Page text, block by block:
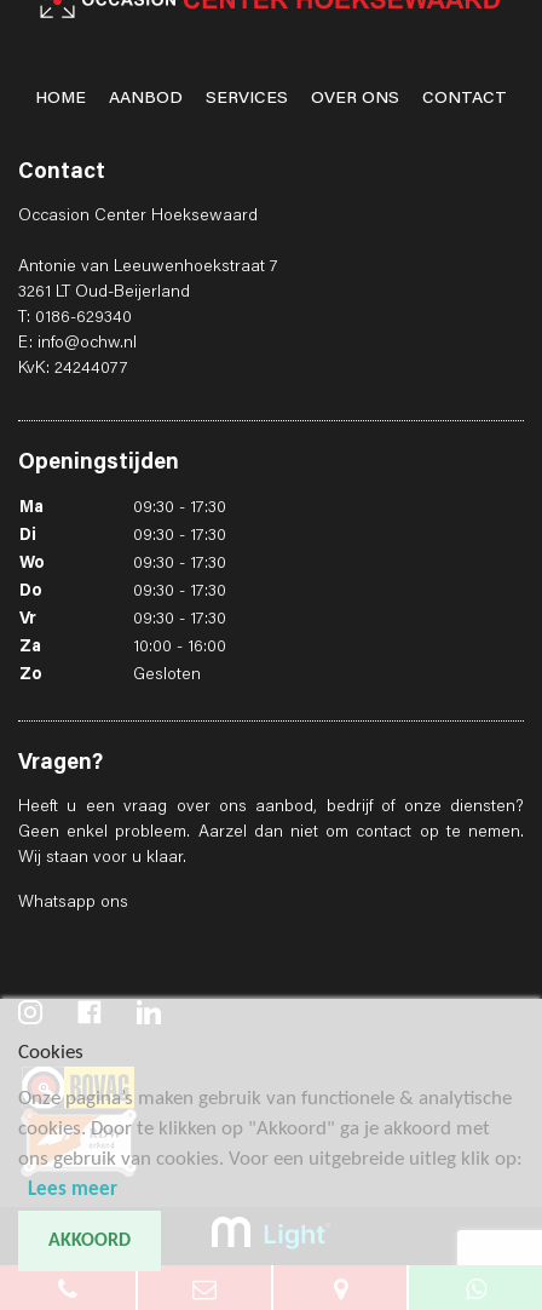
HOME AANBOD SERVICES OVER ONS CONTACT
Contact
Occasion Center Hoeksewaard
Antonie van Leeuwenhoekstraat 7
3261 LT Oud-Beijerland
T: 0186-629340
E: info@ochw.nl
KvK: 24244077
Openingstijden
Ma
09:30 - 17:30
Di
09:30 - 17:30
Wo
09:30 - 17:30
Do
09:30 - 17:30
Vr
09:30 - 17:30
Za
10:00 - 16:00
Zo
Gesloten
Vragen?
Heeft u een vraag over ons aanbod, bedrijf of onze diensten?
Geen enkel probleem. Aarzel dan niet om contact op te nemen.
Wij staan voor u klaar.
Whatsapp ons
Cookies
Onze pagina’s maken gebruik van functionele & analytische
cookies. Door te klikken op "Akkoord" ga je akkoord met
ons gebruik van cookies. Voor een uitgebreide uitleg klik op:
Lees meer
AKKOORD